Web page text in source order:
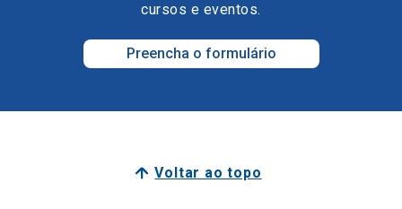
cursos e eventos.
Preencha o formulário
Voltar ao topo